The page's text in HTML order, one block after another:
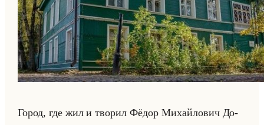
Город, где жил и тво­рил Фёдор Ми­хайло­вич До­